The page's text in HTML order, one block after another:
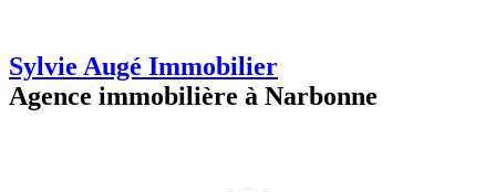
Sylvie Augé Immobilier
Agence immobilière à Narbonne